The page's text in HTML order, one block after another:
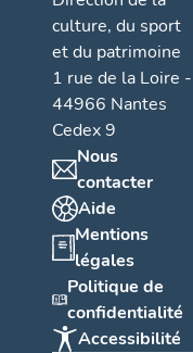
culture, du sport
et du patrimoine
1 rue de la Loire -
44966 Nantes
Cedex 9
Nous
contacter
Aide
Mentions
légales
Politique de
confidentialité
Accessibilité